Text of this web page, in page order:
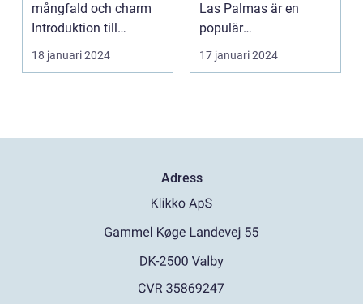
mångfald och charm
Introduktion till
Frankrike och dess
popular...
18 januari 2024
Las Palmas är en
populär
semesterdestination
för män...
17 januari 2024
Adress